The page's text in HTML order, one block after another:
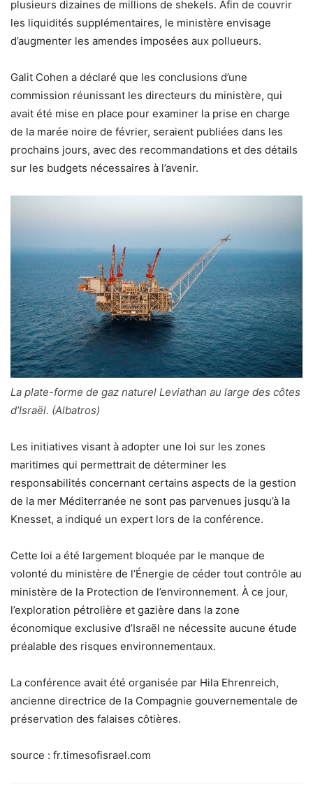
plusieurs dizaines de millions de shekels. Afin de couvrir
les liquidités supplémentaires, le ministère envisage
d’augmenter les amendes imposées aux pollueurs.
Galit Cohen a déclaré que les conclusions d’une
commission réunissant les directeurs du ministère, qui
avait été mise en place pour examiner la prise en charge
de la marée noire de février, seraient publiées dans les
prochains jours, avec des recommandations et des détails
sur les budgets nécessaires à l’avenir.
La plate-forme de gaz naturel Leviathan au large des côtes
d’Israël. (Albatros)
Les initiatives visant à adopter une loi sur les zones
maritimes qui permettrait de déterminer les
responsabilités concernant certains aspects de la gestion
de la mer Méditerranée ne sont pas parvenues jusqu’à la
Knesset, a indiqué un expert lors de la conférence.
Cette loi a été largement bloquée par le manque de
volonté du ministère de l’Énergie de céder tout contrôle au
ministère de la Protection de l’environnement. À ce jour,
l’exploration pétrolière et gazière dans la zone
économique exclusive d’Israël ne nécessite aucune étude
préalable des risques environnementaux.
La conférence avait été organisée par Hila Ehrenreich,
ancienne directrice de la Compagnie gouvernementale de
préservation des falaises côtières.
source : fr.timesofisrael.com